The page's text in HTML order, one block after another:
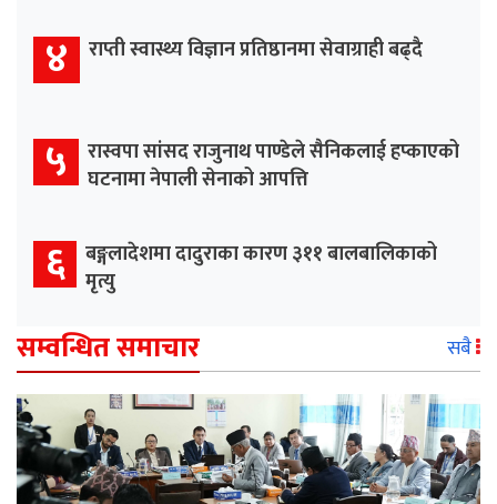
४ राप्ती स्वास्थ्य विज्ञान प्रतिष्ठानमा सेवाग्राही बढ्दै
५ रास्वपा सांसद राजुनाथ पाण्डेले सैनिकलाई हप्काएको
घटनामा नेपाली सेनाको आपत्ति
६ बङ्गलादेशमा दादुराका कारण ३११ बालबालिकाको
मृत्यु
सम्वन्धित समाचार सबै